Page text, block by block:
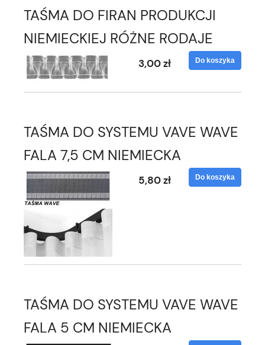
TAŚMA DO FIRAN PRODUKCJI
NIEMIECKIEJ RÓŻNE RODAJE
3,00 zł Do koszyka
TAŚMA DO SYSTEMU VAVE WAVE
FALA 7,5 CM NIEMIECKA
5,80 zł Do koszyka
TAŚMA DO SYSTEMU VAVE WAVE
FALA 5 CM NIEMIECKA